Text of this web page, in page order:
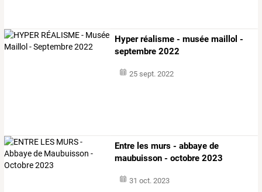
Hyper réalisme - musée maillol -
septembre 2022
25 sept. 2022
Entre les murs - abbaye de
maubuisson - octobre 2023
31 oct. 2023